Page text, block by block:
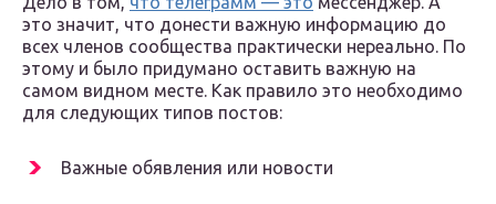
это значит, что донести важную информацию до
всех членов сообщества практически нереально. По
этому и было придумано оставить важную на
самом видном месте. Как правило это необходимо
для следующих типов постов:
Важные обявления или новости